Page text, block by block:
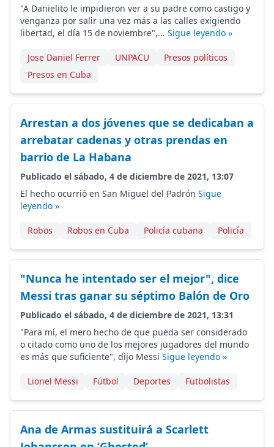
"A Danielito le impidieron ver a su padre como castigo y
venganza por salir una vez más a las calles exigiendo
libertad, el día 15 de noviembre",... Sigue leyendo »
Jose Daniel Ferrer UNPACU
Presos políticos
Presos en Cuba
Arrestan a dos jóvenes que se dedicaban a
arrebatar cadenas y otras prendas en
barrio de La Habana
Publicado el sábado, 4 de diciembre de 2021, 13:07
El hecho ocurrió en San Miguel del Padrón Sigue
leyendo »
Robos Robos en Cuba Policía cubana Policía
"Nunca he intentado ser el mejor", dice
Messi tras ganar su séptimo Balón de Oro
Publicado el sábado, 4 de diciembre de 2021, 13:31
"Para mí, el mero hecho de que pueda ser considerado
o citado como uno de los mejores jugadores del mundo
es más que suficiente", dijo Messi Sigue leyendo »
Lionel Messi Fútbol Deportes Futbolistas
Ana de Armas sustituirá a Scarlett